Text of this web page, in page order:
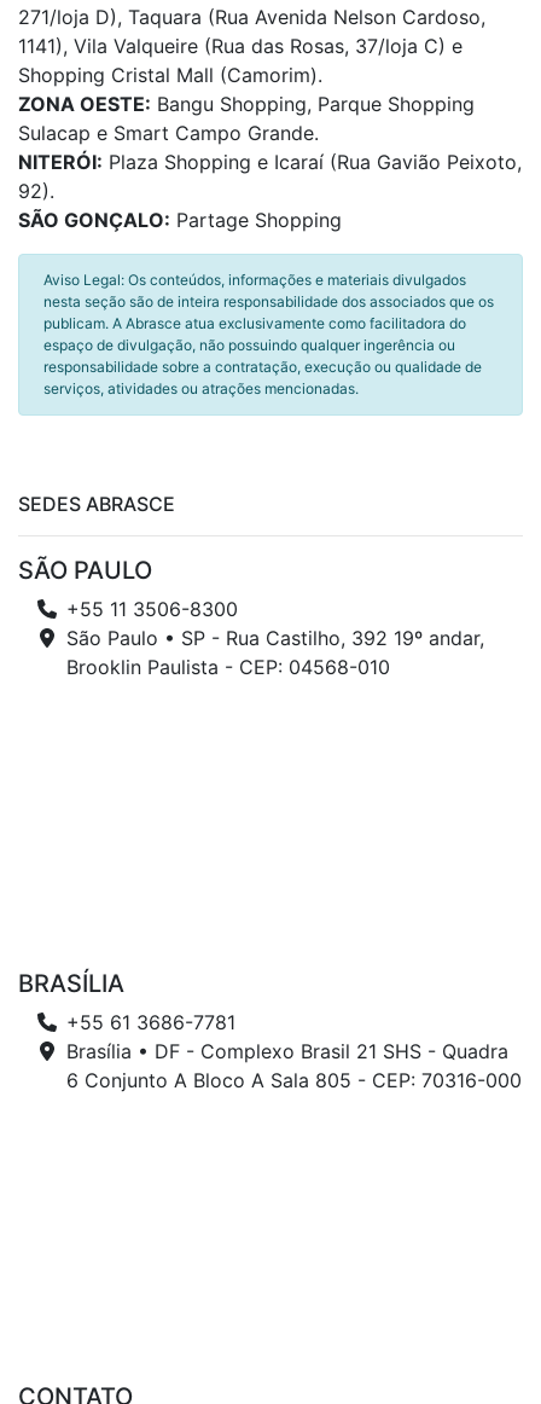
271/loja D), Taquara (Rua Avenida Nelson Cardoso,
1141), Vila Valqueire (Rua das Rosas, 37/loja C) e
Shopping Cristal Mall (Camorim).
ZONA OESTE: Bangu Shopping, Parque Shopping
Sulacap e Smart Campo Grande.
NITERÓI: Plaza Shopping e Icaraí (Rua Gavião Peixoto,
92).
SÃO GONÇALO: Partage Shopping
Aviso Legal: Os conteúdos, informações e materiais divulgados
nesta seção são de inteira responsabilidade dos associados que os
publicam. A Abrasce atua exclusivamente como facilitadora do
espaço de divulgação, não possuindo qualquer ingerência ou
responsabilidade sobre a contratação, execução ou qualidade de
serviços, atividades ou atrações mencionadas.
SEDES ABRASCE
SÃO PAULO
+55 11 3506-8300
São Paulo • SP - Rua Castilho, 392 19º andar,
Brooklin Paulista - CEP: 04568-010
BRASÍLIA
+55 61 3686-7781
Brasília • DF - Complexo Brasil 21 SHS - Quadra
6 Conjunto A Bloco A Sala 805 - CEP: 70316-000
CONTATO